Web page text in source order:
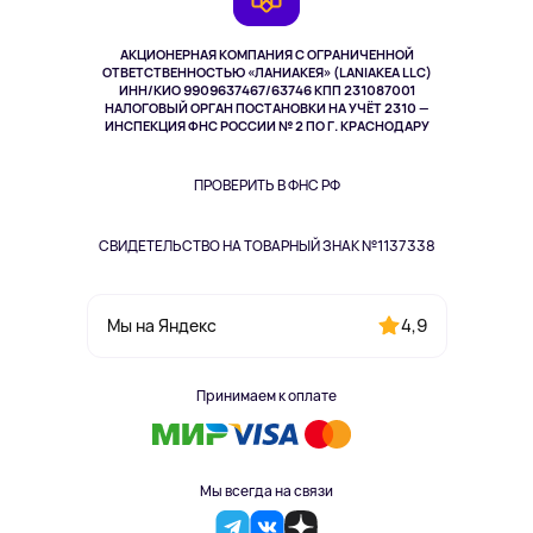
АКЦИОНЕРНАЯ КОМПАНИЯ С ОГРАНИЧЕННОЙ
ОТВЕТСТВЕННОСТЬЮ «ЛАНИАКЕЯ» (LANIAKEA LLC)
ИНН/КИО 9909637467/63746 КПП 231087001
НАЛОГОВЫЙ ОРГАН ПОСТАНОВКИ НА УЧЁТ 2310 —
ИНСПЕКЦИЯ ФНС РОССИИ № 2 ПО Г. КРАСНОДАРУ
ПРОВЕРИТЬ В ФНС РФ
СВИДЕТЕЛЬСТВО НА ТОВАРНЫЙ ЗНАК №1137338
Мы на Яндекс 4,9
Принимаем к оплате
Мы всегда на связи
Здоровье питомцев
Одежда и аксессуары